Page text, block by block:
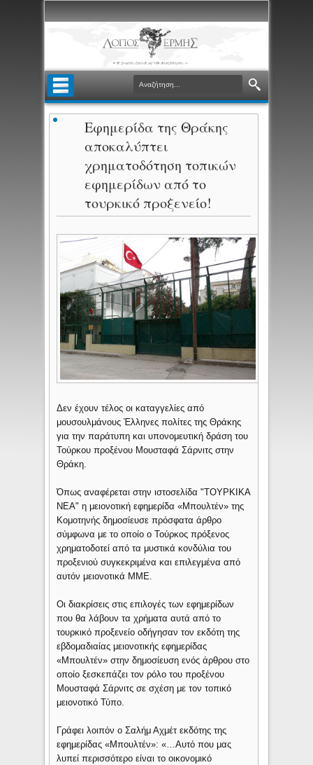
Εφημερίδα της Θράκης
αποκαλύπτει
χρηματοδότηση τοπικών
εφημερίδων από το
τουρκικό προξενείο!
Δεν έχουν τέλος οι καταγγελίες από
μουσουλμάνους Έλληνες πολίτες της Θράκης
για την παράτυπη και υπονομευτική δράση του
Τούρκου προξένου Μουσταφά Σάρνιτς στην
Θράκη.
Όπως αναφέρεται στην ιστοσελίδα "ΤΟΥΡΚΙΚΑ
ΝΕΑ" η μειονοτική εφημερίδα «Μπουλτέν» της
Κομοτηνής δημοσίευσε πρόσφατα άρθρο
σύμφωνα με το οποίο ο Τούρκος πρόξενος
χρηματοδοτεί από τα μυστικά κονδύλια του
προξενιού συγκεκριμένα και επιλεγμένα από
αυτόν μειονοτικά ΜΜΕ.
Οι διακρίσεις στις επιλογές των εφημερίδων
που θα λάβουν τα χρήματα αυτά από το
τουρκικό προξενείο οδήγησαν τον εκδότη της
εβδομαδιαίας μειονοτικής εφημερίδας
«Μπουλτέν» στην δημοσίευση ενός άρθρου στο
οποίο ξεσκεπάζει τον ρόλο του προξένου
Μουσταφά Σάρνιτς σε σχέση με τον τοπικό
μειονοτικό Τύπο.
Γράφει λοιπόν ο Σαλήμ Αχμέτ εκδότης της
εφημερίδας «Μπουλτέν»: «…Αυτό που μας
λυπεί περισσότερο είναι το οικονομικό